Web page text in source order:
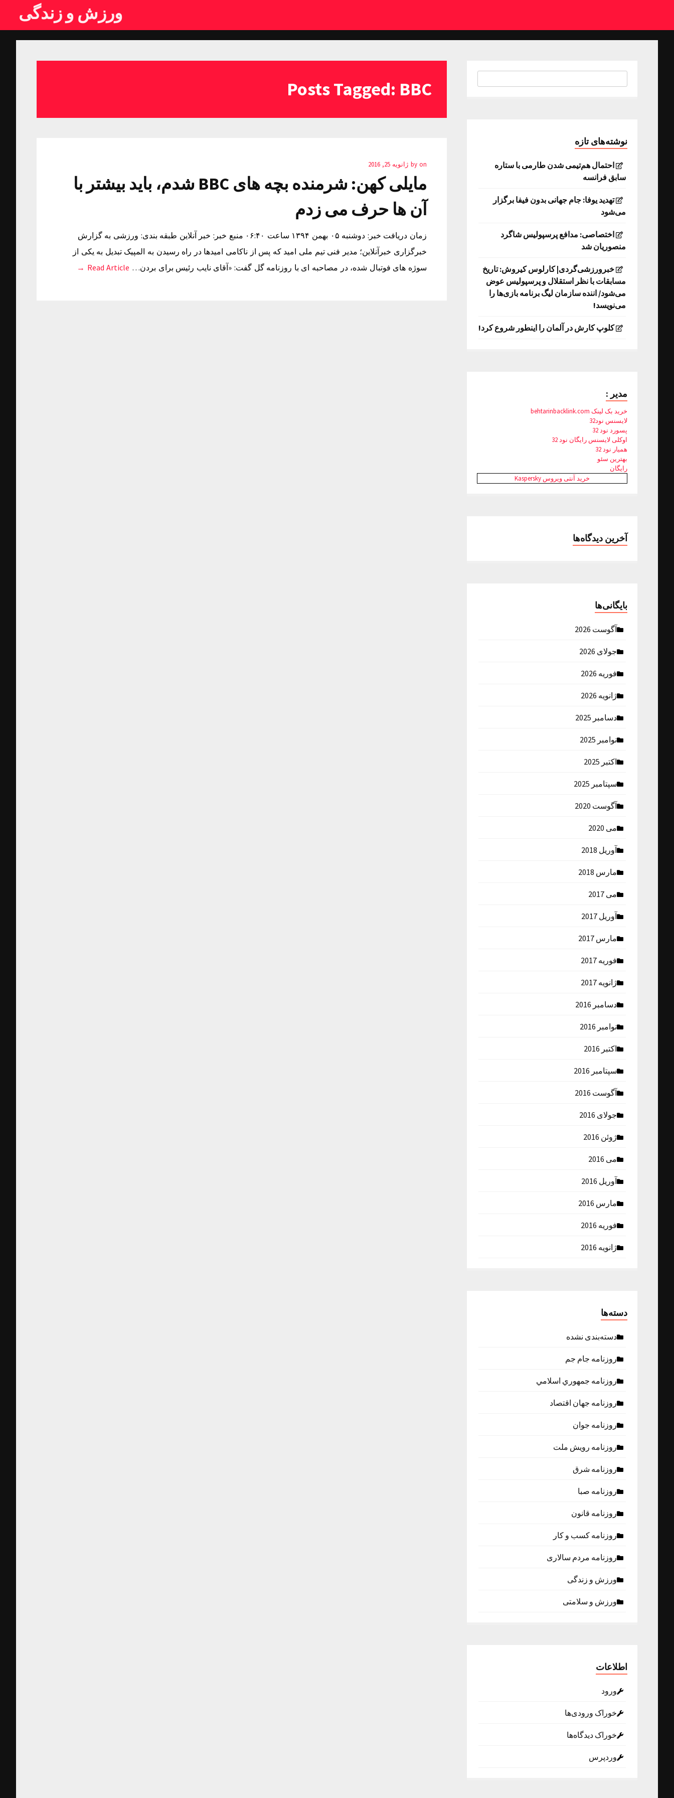
ورزش و زندگی
Posts Tagged: BBC
by on ژانویه 25, 2016
مایلی کهن: شرمنده بچه های BBC شدم، باید بیشتر با
آن ها حرف می زدم
زمان دریافت خبر: دوشنبه ۰۵ بهمن ۱۳۹۴ ساعت ۰۶:۴۰ منبع خبر: خبر آنلاین طبقه بندی: ورزشی به گزارش
خبرگزاری خبرآنلاین؛ مدیر فنی تیم ملی امید که پس از ناکامی امیدها در راه رسیدن به المپیک تبدیل به یکی از
سوژه های فوتبال شده، در مصاحبه ای با روزنامه گل گفت: «آقای نایب رئیس برای بردن… Read Article →
نوشته‌های تازه
احتمال هم‌تیمی شدن طارمی با ستاره
سابق فرانسه
تهدید یوفا: جام جهانی بدون فیفا برگزار
می‌شود
اختصاصی: مدافع پرسپولیس شاگرد
منصوریان شد
خبرورزشی‌گردی| کارلوس کیروش: تاریخ
مسابقات با نظر استقلال و پرسپولیس عوض
می‌شود/ اننده سازمان لیگ برنامه بازی‌ها را
می‌نویسد!
کلوپ کارش در آلمان را اینطور شروع کرد!
مدیر :
خرید بک لینک behtarinbacklink.com
لایسنس نود32
پسورد نود 32
اوکلی لایسنس رایگان نود 32
همیار نود 32
بهترین سئو
رایگان
خرید آنتی ویروس Kaspersky
آخرین دیدگاه‌ها
بایگانی‌ها
آگوست 2026
جولای 2026
فوریه 2026
ژانویه 2026
دسامبر 2025
نوامبر 2025
اکتبر 2025
سپتامبر 2025
آگوست 2020
می 2020
آوریل 2018
مارس 2018
می 2017
آوریل 2017
مارس 2017
فوریه 2017
ژانویه 2017
دسامبر 2016
نوامبر 2016
اکتبر 2016
سپتامبر 2016
آگوست 2016
جولای 2016
ژوئن 2016
می 2016
آوریل 2016
مارس 2016
فوریه 2016
ژانویه 2016
دسته‌ها
دسته‌بندی نشده
روزنامه جام جم
روزنامه جمهوري اسلامي
روزنامه جهان اقتصاد
روزنامه جوان
روزنامه رویش ملت
روزنامه شرق
روزنامه صبا
روزنامه قانون
روزنامه كسب و كار
روزنامه مردم سالاری
ورزش و زندگی
ورزش و سلامتی
اطلاعات
ورود
خوراک ورودی‌ها
خوراک دیدگاه‌ها
وردپرس